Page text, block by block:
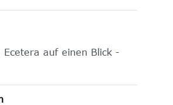
Ecetera auf einen Blick -